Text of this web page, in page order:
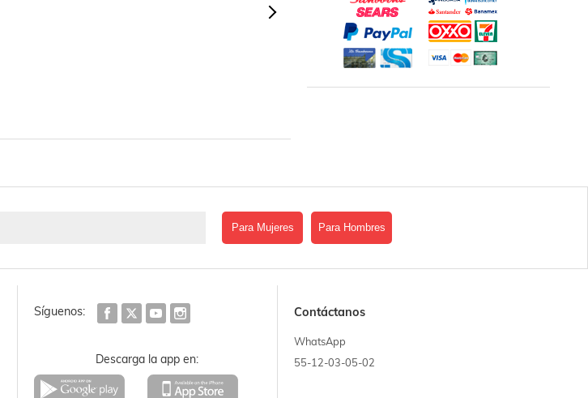
Para Mujeres Para Hombres
Síguenos:
Descarga la app en:
Contáctanos
WhatsApp
55-12-03-05-02